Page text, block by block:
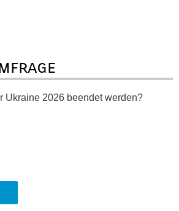
Ukraine 2026 beendet werden?